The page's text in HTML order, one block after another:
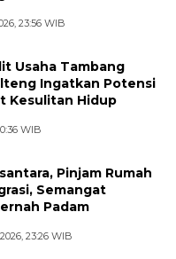
23:56 WIB
Usaha Tambang
Ingatkan Potensi
Kesulitan Hidup
WIB
Pinjam Rumah
Semangat
Padam
23:26 WIB